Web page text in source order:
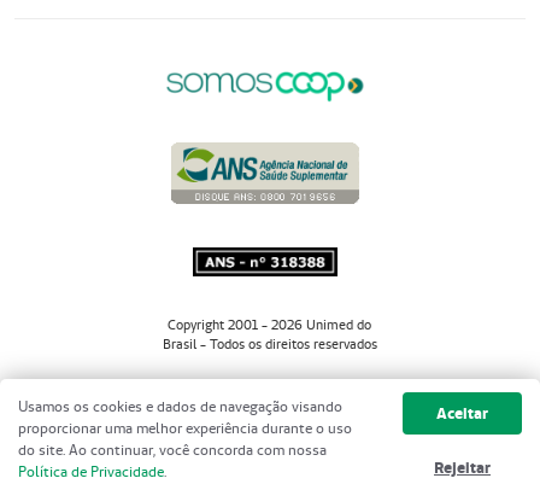
Copyright 2001 - 2026 Unimed do
Brasil - Todos os direitos reservados
Usamos os cookies e dados de navegação visando
proporcionar uma melhor experiência durante o uso
do site. Ao continuar, você concorda com nossa
Política de Privacidade.
Aceitar
Rejeitar